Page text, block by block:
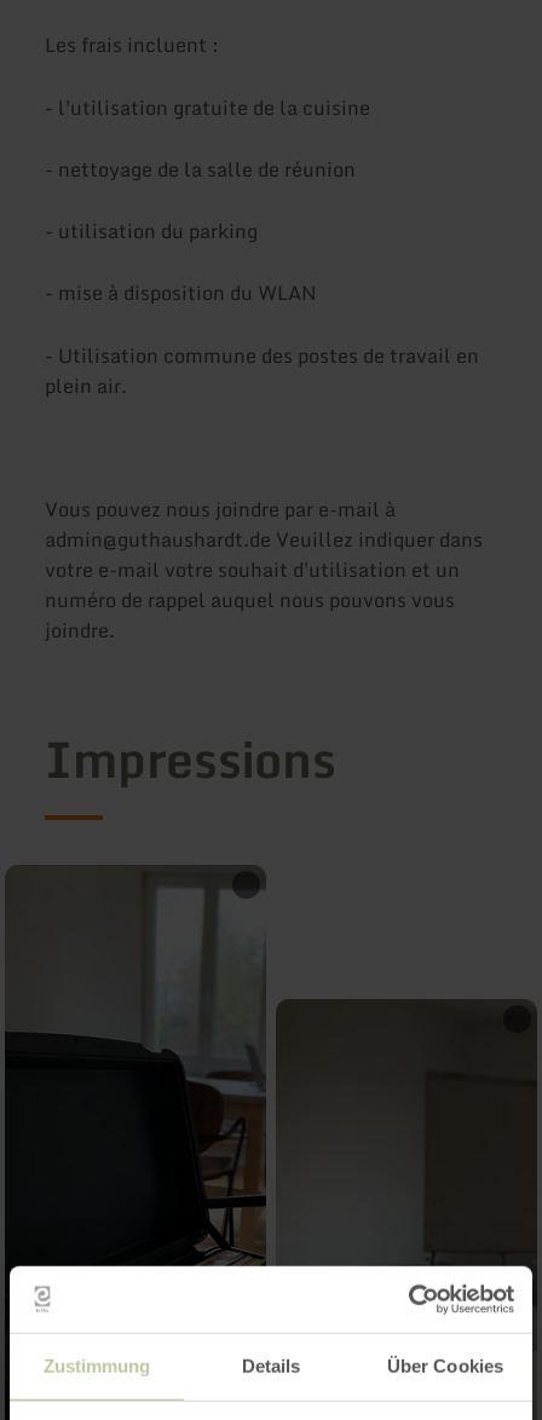
Zustimmung Details Über Cookies
Les frais incluent :
- l'utilisation gratuite de la cuisine
- nettoyage de la salle de réunion
- utilisation du parking
- mise à disposition du WLAN
- Utilisation commune des postes de travail en
plein air.
Vous pouvez nous joindre par e-mail à
admin@guthaushardt.de Veuillez indiquer dans
votre e-mail votre souhait d'utilisation et un
numéro de rappel auquel nous pouvons vous
joindre.
Impressions